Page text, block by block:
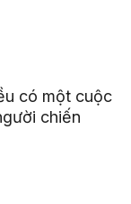
có một cuộc
chiến